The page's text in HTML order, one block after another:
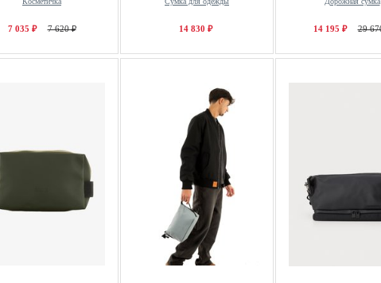
7 035 ₽ 7 620 ₽ 14 830 ₽ 14 195 ₽ 29